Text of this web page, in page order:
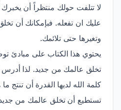
لا تتلفت حولك منتظراً أن
عليك ان تفعله. فبإمكانك أن
وتغيرها حتى تلائمك.
يحتوي هذا الكتاب على مبادئ
تخلق عالمك من جديد. لذا أدرس
كلمة الله لديها القدرة أن تنتج
تستطيع أن تخلق عالمك من